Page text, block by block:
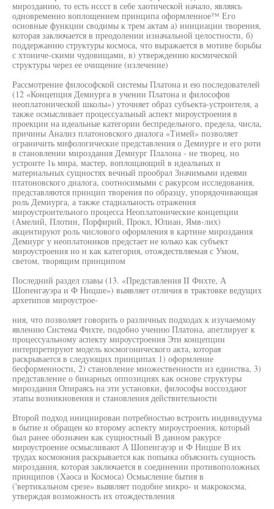
мирозданию, то есть нссст в себе хаотической начало, являясь
одновременно воплощением принципа оформленное™ Его
основные функции сводимы к трем актам а) инициации творения,
которая заключается в преодолении изначальной целостности, б)
поддержанию структуры космоса, что выражается в мотиве борьбы
с хтониче-скими чудовищами, в) утверждению космической
структуры через ее очищение (излечение)
Рассмотрение философской системы Платона и ею последователей
(12 «Концепция Демиурга в учении Платона и философов
неоплатонической школы») уточняет образ субъекта-устроителя, а
также осмысливает процессуальный аспект мироустроения в
проекции на идеальные категории беспредельного, предела, числа,
причины Анализ платоновского диалога «Тимей» позволяет
ограничить мифологические представления о Демиурге и его роти
в становлении мироздания Демиург Плалона - не творец, но
устроите 1ь мира, мастер, воплощающий в идеальных и
материальных сущностях вечный прообрал Значимыми идеями
птатоновского диалога, соотносимыми с ракурсом исследования,
представляются принцип творения по образцу, упорядочивающая
роль Демиурга, а также стадиальность отражения
мироустроительного процесса Неоплатонические концепции
(Амелий, Плотин, Порфирий, Прокл, Юлиан, Ямв-лих)
акцентируют роль числового оформления в картине мироздания
Демиург у неоплатоников предстает не юлько как субъект
мироустроения но и как категория, отождествляемая с Умом,
светом, творящим принципом
Последний раздел главы (13. «Представления II Фихте, А
Шопенгауэра и Ф Ницше») выявляет отличия в трактовке ведущих
архетипов мироустрое-
ния, что позволяет говорить о различных подходах к изучаемому
явлению Система Фихте, подобно учению Платона, апетлируег к
процессуальному аспекту мироустроения Эти концепции
интерпретируют модель космогонического акта, которая
раскрывается в следующих принципах 1) оформление
бесформенности, 2) становление множественности из единства, 3)
представление о бинарных оппозициях как основе структуры
мироздания Опираясь на эти установки, философы воссоздают
этапы возникновения и становления действительности
Второй подход инициирован потребностью встроить индивидуума
в бытие и обращен ко второму аспекту мироустроения, который
был ранее обозначен как сущностный В данном ракурсе
мироустроение осмысливают А Шопенгауэр и Ф Ницше В их
трудах космоюния раскрывается как попьика объяснить сущность
мироздания, которая заключается в соединении противоположных
принципов (Хаоса и Космоса) Осмысление бытия в
('вертикальном срезе» выявляет подобие микро- и макрокосма,
утверждая возможность их отождествления